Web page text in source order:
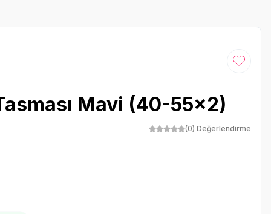
Favoriye
Mavi (40-55x2)
(0) Değerlendirme